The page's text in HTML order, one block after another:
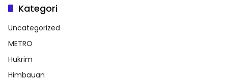
Kategori
Uncategorized
METRO
Hukrim
Himbauan